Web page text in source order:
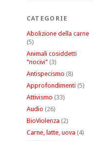
CATEGORIE
Abolizione della carne
(5)
Animali cosiddetti
"nocivi"(3)
Antispecismo (8)
Approfondimenti (5)
Attivismo (33)
Audio (26)
BioViolenza (2)
Carne, latte, uova (4)